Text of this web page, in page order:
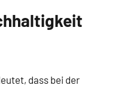
dass bei der